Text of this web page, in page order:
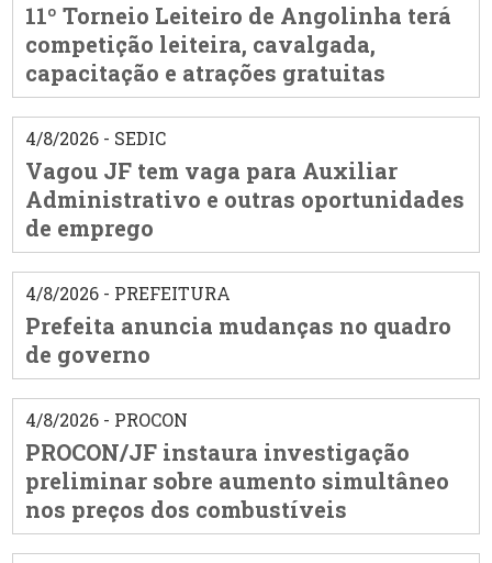
11º Torneio Leiteiro de Angolinha terá
competição leiteira, cavalgada,
capacitação e atrações gratuitas
4/8/2026 - SEDIC
Vagou JF tem vaga para Auxiliar
Administrativo e outras oportunidades
de emprego
4/8/2026 - PREFEITURA
Prefeita anuncia mudanças no quadro
de governo
4/8/2026 - PROCON
PROCON/JF instaura investigação
preliminar sobre aumento simultâneo
nos preços dos combustíveis